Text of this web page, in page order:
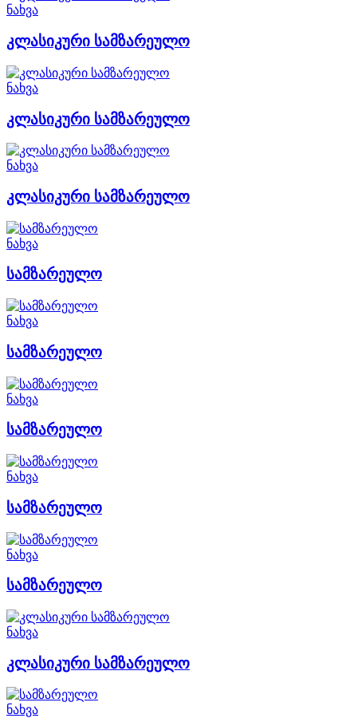
ნახვა
კლასიკური სამზარეულო
ნახვა
კლასიკური სამზარეულო
ნახვა
კლასიკური სამზარეულო
ნახვა
სამზარეულო
ნახვა
სამზარეულო
ნახვა
სამზარეულო
ნახვა
სამზარეულო
ნახვა
სამზარეულო
ნახვა
კლასიკური სამზარეულო
ნახვა